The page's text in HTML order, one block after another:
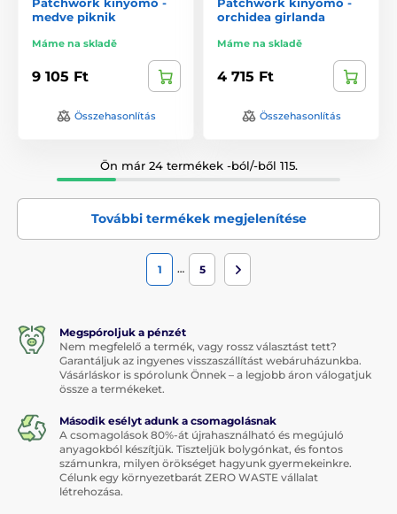
medve piknik
Máme na skladě
9 105 Ft
Összehasonlítás
orchidea girlanda
Máme na skladě
4 715 Ft
Összehasonlítás
Ön már 24 termékek -ból/-ből 115.
További termékek megjelenítése
1 … 5
Megspóroljuk a pénzét
Nem megfelelő a termék, vagy rossz választást tett?
Garantáljuk az ingyenes visszaszállítást webáruházunkba.
Vásárláskor is spórolunk Önnek – a legjobb áron válogatjuk
össze a termékeket.
Második esélyt adunk a csomagolásnak
A csomagolások 80%-át újrahasználható és megújuló
anyagokból készítjük. Tiszteljük bolygónkat, és fontos
számunkra, milyen örökséget hagyunk gyermekeinkre.
Célunk egy környezetbarát ZERO WASTE vállalat
létrehozása.